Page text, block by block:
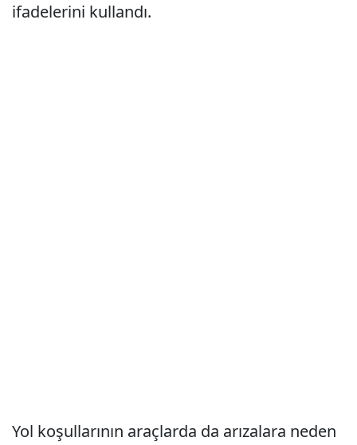
ifadelerini kullandı.
Yol koşullarının araçlarda da arızalara neden